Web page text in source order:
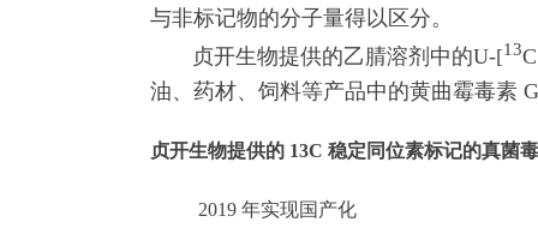
与非标记物的分子量得以区分。
贞开生物提供的乙腈溶剂中的U-[13C
油、药材、饲料等产品中的黄曲霉毒素
贞开生物提供的 13C 稳定同位素标记的真菌
2019 年实现国产化